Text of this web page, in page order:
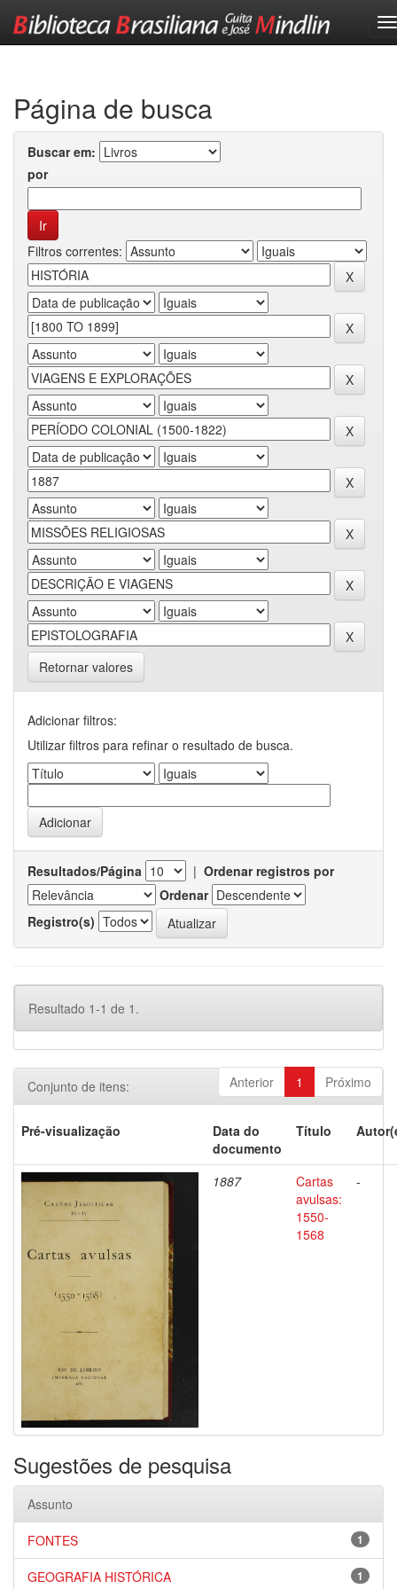
Página de busca
Buscar em:
por
Filtros correntes:
Retornar valores
Adicionar filtros:
Utilizar filtros para refinar o resultado de busca.
Resultados/Página | Ordenar registros por
Ordenar
Registro(s)
Resultado 1-1 de 1.
Anterior 1 Próximo
Conjunto de itens:
Pré-visualização
Data do
documento
Título
1887
Cartas
avulsas:
1550-
1568
-
Sugestões de pesquisa
Assunto
1
FONTES
1
GEOGRAFIA HISTÓRICA